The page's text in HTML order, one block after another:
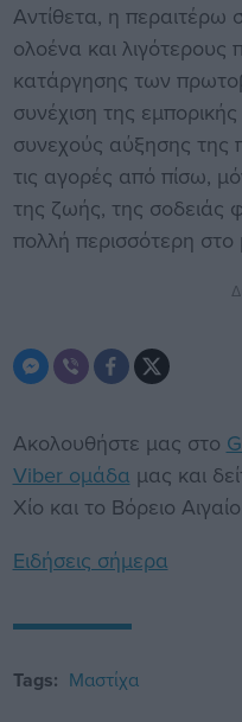
Αντίθετα, η
ολοένα και
κατάργησης των
συνέχιση της
συνεχούς αύξησης της
τις αγορές από πίσω,
της ζωής, της σοδειάς
πολλή περισσότερη στο
Ακολουθήστε μας στο
Viber ομάδα μας και
Χίο και το Βόρειο
Ειδήσεις σήμερα
Tags: Μαστίχα